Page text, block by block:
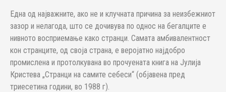
Една од најважните, ако не и клучната причина за неизбежниот
зазор и нелагода, што се дочивува по однос на бегалците е
нивното восприемање како странци. Самата амбивалентност
кон странците, од своја страна, е веројатно најдобро
промислена и протолкувана во прочуената книга на Јулија
Кристева „Странци на самите себеси“ (објавена пред
триесетина години, во 1988 г).